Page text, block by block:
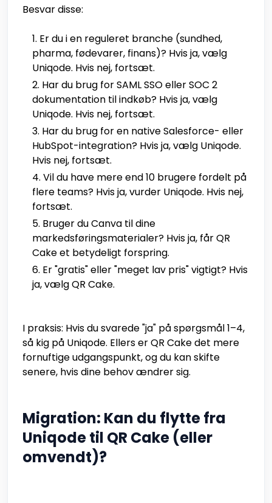
Besvar disse:
Er du i en reguleret branche (sundhed,
pharma, fødevarer, finans)? Hvis ja, vælg
Uniqode. Hvis nej, fortsæt.
Har du brug for SAML SSO eller SOC 2
dokumentation til indkøb? Hvis ja, vælg
Uniqode. Hvis nej, fortsæt.
Har du brug for en native Salesforce- eller
HubSpot-integration? Hvis ja, vælg Uniqode.
Hvis nej, fortsæt.
Vil du have mere end 10 brugere fordelt på
flere teams? Hvis ja, vurder Uniqode. Hvis nej,
fortsæt.
Bruger du Canva til dine
markedsføringsmaterialer? Hvis ja, får QR
Cake et betydeligt forspring.
Er "gratis" eller "meget lav pris" vigtigt? Hvis
ja, vælg QR Cake.
I praksis: Hvis du svarede "ja" på spørgsmål 1–4,
så kig på Uniqode. Ellers er QR Cake det mere
fornuftige udgangspunkt, og du kan skifte
senere, hvis dine behov ændrer sig.
Migration: Kan du flytte fra
Uniqode til QR Cake (eller
omvendt)?